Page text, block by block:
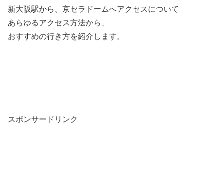
新大阪駅から、京セラドームへアクセスについて
あらゆるアクセス方法から、
おすすめの行き方を紹介します。
スポンサードリンク